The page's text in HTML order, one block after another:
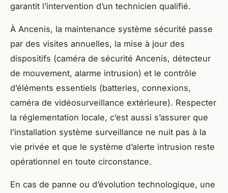
garantit l’intervention d’un technicien qualifié.
À Ancenis, la maintenance système sécurité passe
par des visites annuelles, la mise à jour des
dispositifs (caméra de sécurité Ancenis, détecteur
de mouvement, alarme intrusion) et le contrôle
d’éléments essentiels (batteries, connexions,
caméra de vidéosurveillance extérieure). Respecter
la réglementation locale, c’est aussi s’assurer que
l’installation système surveillance ne nuit pas à la
vie privée et que le système d’alerte intrusion reste
opérationnel en toute circonstance.
En cas de panne ou d’évolution technologique, une